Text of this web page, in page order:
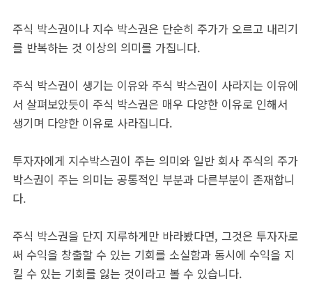
주식 박스권이나 지수 박스권은 단순히 주가가 오르고 내리기
를 반복하는 것 이상의 의미를 가집니다.
주식 박스권이 생기는 이유와 주식 박스권이 사라지는 이유에
서 살펴보았듯이 주식 박스권은 매우 다양한 이유로 인해서
생기며 다양한 이유로 사라집니다.
투자자에게 지수박스권이 주는 의미와 일반 회사 주식의 주가
박스권이 주는 의미는 공통적인 부분과 다른부분이 존재합니
다.
주식 박스권을 단지 지루하게만 바라봤다면, 그것은 투자자로
써 수익을 창출할 수 있는 기회를 소실함과 동시에 수익을 지
킬 수 있는 기회를 잃는 것이라고 볼 수 있습니다.